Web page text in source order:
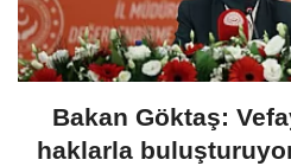
Bakan Göktaş:
haklarla